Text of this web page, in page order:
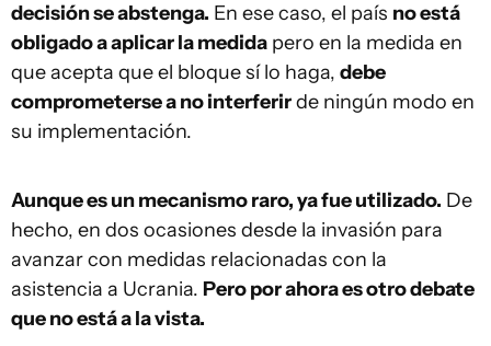
decisión se abstenga. En ese caso, el país no está
obligado a aplicar la medida pero en la medida en
que acepta que el bloque sí lo haga, debe
comprometerse a no interferirde ningún modo en
su implementación.
Aunque es un mecanismo raro, ya fue utilizado. De
hecho, en dos ocasiones desde la invasión para
avanzar con medidas relacionadas con la
asistencia a Ucrania. Pero por ahora es otro debate
que no está a la vista.